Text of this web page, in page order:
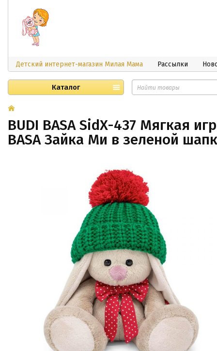
Детский интернет-магазин Милая Мама Рассылки
Каталог
BUDI BASA SidX-437 Мягкая
BASA Зайка Ми в зеленой